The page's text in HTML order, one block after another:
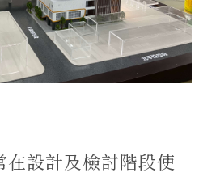
在設計及檢討階段使